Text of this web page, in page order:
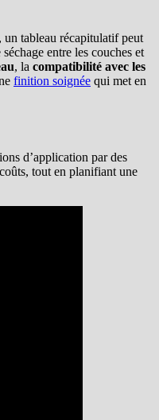
un tableau récapitulatif peut
entre les couches et
, la compatibilité avec les
finition soignée qui met en
d’application par des
tout en planifiant une